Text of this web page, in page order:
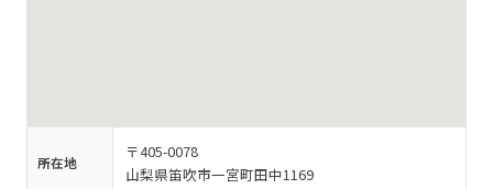
所在地
〒405-0078
山梨県笛吹市一宮町田中1169